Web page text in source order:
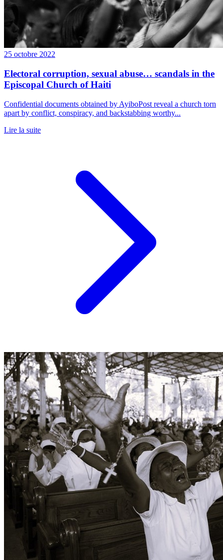
25 octobre 2022
Electoral corruption, sexual abuse… scandals in the
Episcopal Church of Haiti
Confidential documents obtained by AyiboPost reveal a church torn
apart by conflict, conspiracy, and backstabbing worthy...
Lire la suite